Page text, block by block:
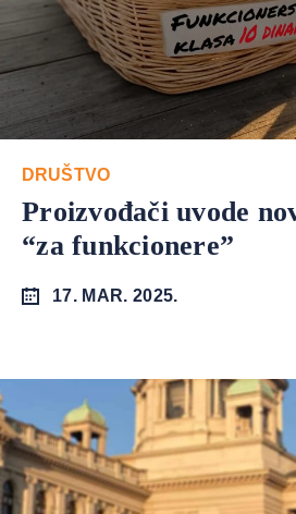
DRUŠTVO
Proizvođači uvode
“za funkcionere”
17. MAR. 2025.